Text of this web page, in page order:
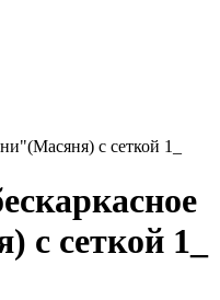
с сеткой 1_
сеткой 1_